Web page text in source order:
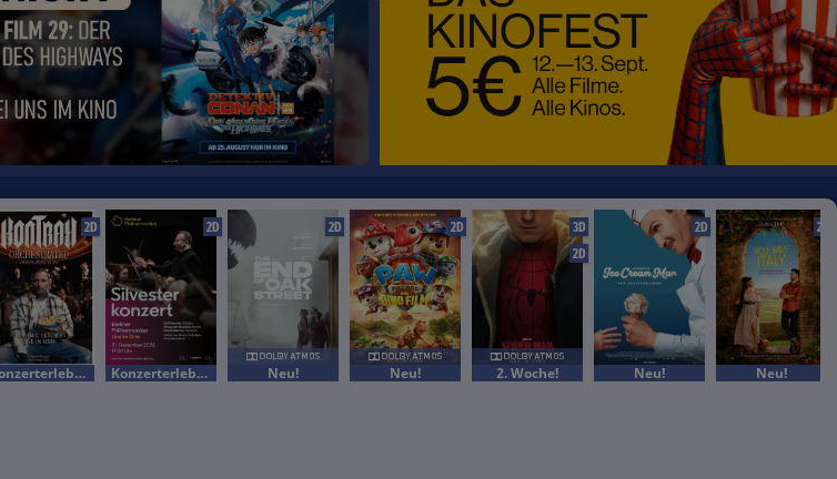
2D
Konzerterlebnis
2D
Konzerterlebnis
2D
Neu!
2D
Neu!
3D
2D
2. Woche!
2D
Neu!
2D
Neu!